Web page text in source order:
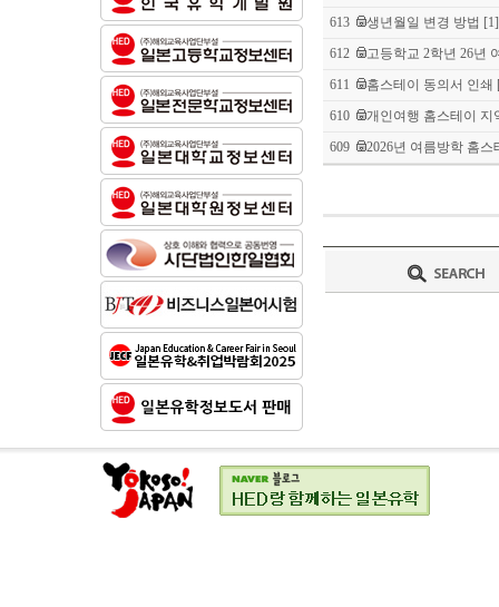
613
생년월일 변경 방법 [1]
612
고등학교 2학년 26년
611
홈스테이 동의서 인쇄
610
개인여행 홈스테이 지
609
2026년 여름방학 홈